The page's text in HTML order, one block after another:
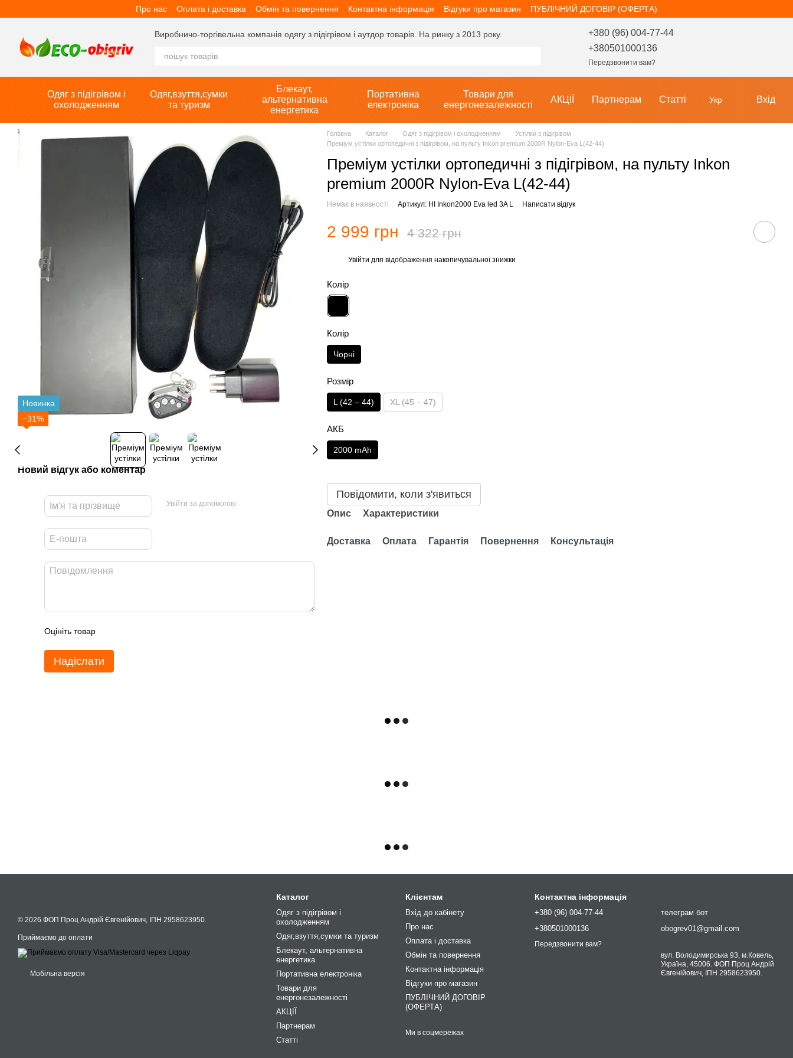
Про нас Оплата і доставка Обмін та повернення Контактна інформація Відгуки про магазин ПУБЛІЧНИЙ ДОГОВІР (ОФЕРТА)
Виробничо-торгівельна компанія одягу з підігрівом і аутдор товарів. На ринку з 2013 року.
+380 (96) 004-77-44
+380501000136
Передзвонити вам?
Одяг з підігрівом і
охолодженням
Одяг,взуття,сумки
та туризм
Блекаут,
альтернативна
енергетика
Портативна
електроніка
Товари для
енергонезалежності
АКЦІЇ Партнерам Статті Укр Вхід
Новинка
−31%
Новий відгук або коментар
Увійти за допомогою
Оцініть товар
Надіслати
Головна Каталог Одяг з підігрівом і охолодженням
Устілки з підігрівом
Преміум устілки ортопедичні з підігрівом, на пульту Inkon premium 2000R Nylon-Eva L(42-44)
Преміум устілки ортопедичні з підігрівом, на пульту Inkon
premium 2000R Nylon-Eva L(42-44)
Немає в наявності Артикул: HI Inkon2000 Eva led 3A L Написати відгук
2 999 грн 4 322 грн
Увійти для відображення накопичувальної знижки
Колір
Колір
Чорні
Розмір
L (42 – 44) XL (45 – 47)
АКБ
2000 mAh
Повідомити, коли з'явиться
Опис Характеристики
Доставка Оплата Гарантія Повернення Консультація
© 2026 ФОП Проц Андрій Євгенійович, ІПН 2958623950.
Приймаємо до оплати
Мобільна версія
Каталог
Одяг з підігрівом і
охолодженням
Одяг,взуття,сумки та туризм
Блекаут, альтернативна
енергетика
Портативна електроніка
Товари для
енергонезалежності
АКЦІЇ
Партнерам
Статті
Клієнтам
Вхід до кабінету
Про нас
Оплата і доставка
Обмін та повернення
Контактна інформація
Відгуки про магазин
ПУБЛІЧНИЙ ДОГОВІР
(ОФЕРТА)
Ми в соцмережах
Контактна інформація
+380 (96) 004-77-44
+380501000136
Передзвонити вам?
телеграм бот
obogrev01@gmail.com
вул. Володимирська 93, м.Ковель,
Україна, 45006. ФОП Проц Андрій
Євгенійович, ІПН 2958623950.